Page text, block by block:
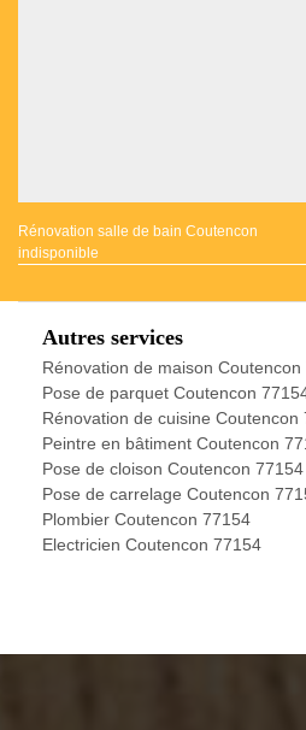
Rénovation salle de bain Coutencon
indisponible
Autres services
Rénovation de maison Coutencon
Pose de parquet Coutencon
Rénovation de cuisine Coutencon
Peintre en bâtiment Coutencon
Pose de cloison Coutencon 77154
Pose de carrelage Coutencon
Plombier Coutencon 77154
Electricien Coutencon 77154